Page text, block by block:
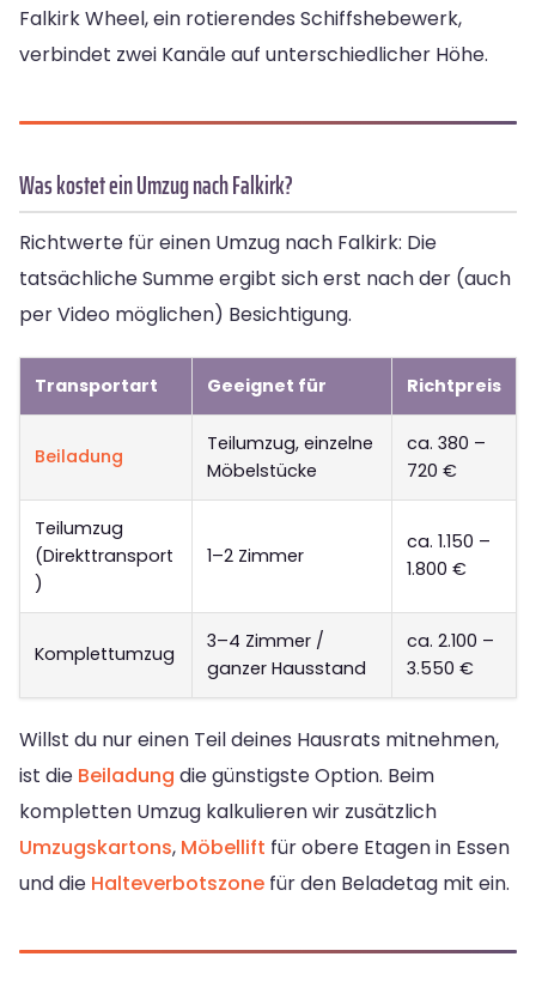
Falkirk Wheel, ein rotierendes Schiffshebewerk,
verbindet zwei Kanäle auf unterschiedlicher Höhe.
Was kostet ein Umzug nach Falkirk?
Richtwerte für einen Umzug nach Falkirk: Die
tatsächliche Summe ergibt sich erst nach der (auch
per Video möglichen) Besichtigung.
Transportart Geeignet für Richtpreis
Beiladung
Teilumzug, einzelne
Möbelstücke
ca. 380 –
720 €
Teilumzug
(Direkttransport
)
1–2 Zimmer
ca. 1.150 –
1.800 €
Komplettumzug
3–4 Zimmer /
ganzer Hausstand
ca. 2.100 –
3.550 €
Willst du nur einen Teil deines Hausrats mitnehmen,
ist die Beiladung die günstigste Option. Beim
kompletten Umzug kalkulieren wir zusätzlich
Umzugskartons, Möbellift für obere Etagen in Essen
und die Halteverbotszone für den Beladetag mit ein.